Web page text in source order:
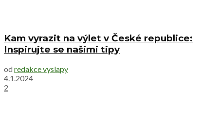
Kam vyrazit na výlet v České republice:
Inspirujte se našimi tipy
od redakce vyslapy
4.1.2024
2